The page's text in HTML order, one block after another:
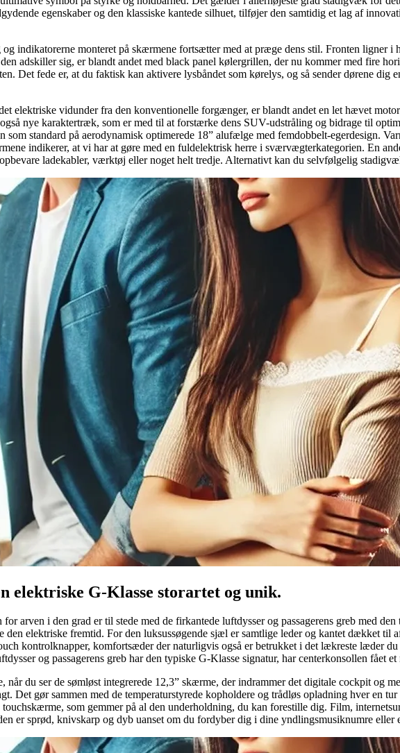
egenskaber og den klassiske kantede silhuet, tilføjer den samtidig et lag af
og indikatorerne monteret på skærmene fortsætter med at præge dens stil. Fronten ligner
adskiller sig, er blandt andet med black panel kølergrillen, der nu kommer med fire
Det fede er, at du faktisk kan aktivere lysbåndet som kørelys, og så sender dørene dig
elektriske vidunder fra den konventionelle forgænger, er blandt andet en let hævet
nye karaktertræk, som er med til at forstærke dens SUV-udstråling og bidrage til
standard på aerodynamisk optimerede 18” alufælge med femdobbelt-egerdesign.
indikerer, at vi har at gøre med en fuldelektrisk herre i sværvægterkategorien. En
ladekabler, værktøj eller noget helt tredje. Alternativt kan du selvfølgelig
elektriske G-Klasse storartet og unik.
arven i den grad er til stede med de firkantede luftdysser og passagerens greb med
den elektriske fremtid. For den luksussøgende sjæl er samtlige leder og kantet dækket til
kontrolknapper, komfortsæder der naturligvis også er betrukket i det lækreste læder
og passagerens greb har den typiske G-Klasse signatur, har centerkonsollen fået
du ser de sømløst integrerede 12,3” skærme, der indrammer det digitale cockpit og
Det gør sammen med de temperaturstyrede kopholdere og trådløs opladning hver en
touchskærme, som gemmer på al den underholdning, du kan forestille dig. Film,
er sprød, knivskarp og dyb uanset om du fordyber dig i dine yndlingsmusiknumre